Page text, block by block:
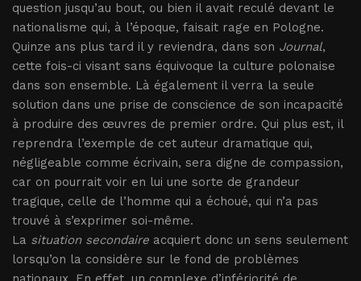
question jusqu’au bout, ou bien il avait reculé devant le
nationalisme qui, à l’époque, faisait rage en Pologne.
Quinze ans plus tard il y reviendra, dans son Journal,
cette fois-ci visant sans équivoque la culture polonaise
dans son ensemble. Là également il verra la seule
solution dans une prise de conscience de son incapacité
à produire des œuvres de premier ordre. Qui plus est, il
reprendra l’exemple de cet auteur dramatique qui,
négligeable comme écrivain, sera digne de compassion,
car on pourrait voir en lui une sorte de grandeur
tragique, celle de l’homme qui a échoué, qui n’a pas
trouvé à s’exprimer soi-même.
La situation secondaire acquiert donc un sens seulement
lorsqu’on la considère sur le fond de problèmes